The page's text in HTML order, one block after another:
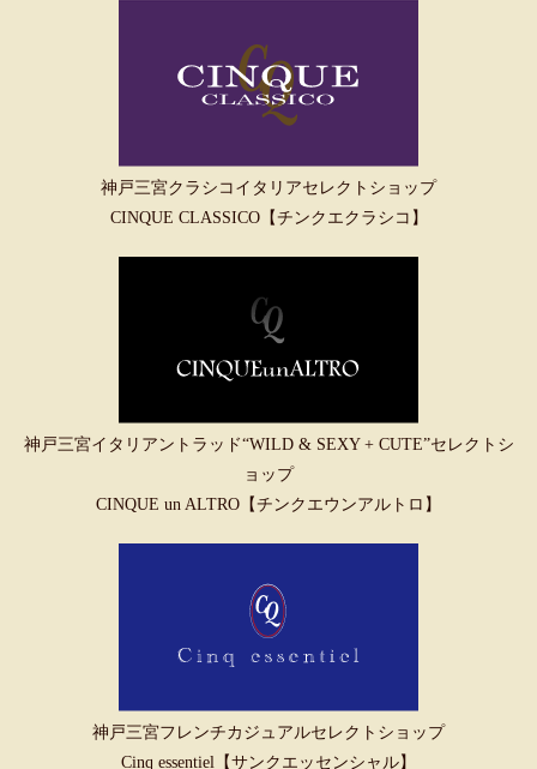
神戸三宮クラシコイタリアセレクトショップ
CINQUE CLASSICO【チンクエクラシコ】
神戸三宮イタリアントラッド“WILD & SEXY + CUTE”セレクトシ
ョップ
CINQUE un ALTRO【チンクエウンアルトロ】
神戸三宮フレンチカジュアルセレクトショップ
Cinq essentiel【サンクエッセンシャル】